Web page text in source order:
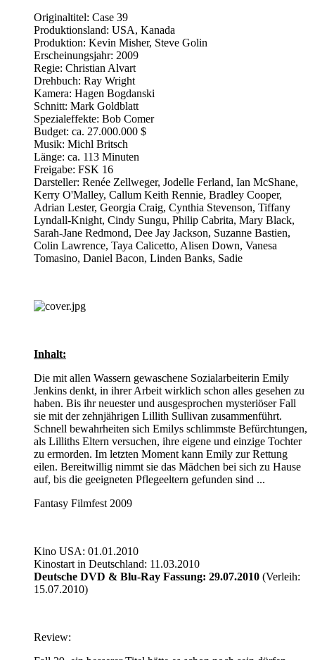
Originaltitel: Case 39
Produktionsland: USA, Kanada
Produktion: Kevin Misher, Steve Golin
Erscheinungsjahr: 2009
Regie: Christian Alvart
Drehbuch: Ray Wright
Kamera: Hagen Bogdanski
Schnitt: Mark Goldblatt
Spezialeffekte: Bob Comer
Budget: ca. 27.000.000 $
Musik: Michl Britsch
Länge: ca. 113 Minuten
Freigabe: FSK 16
Darsteller: Renée Zellweger, Jodelle Ferland, Ian McShane,
Kerry O'Malley, Callum Keith Rennie, Bradley Cooper,
Adrian Lester, Georgia Craig, Cynthia Stevenson, Tiffany
Lyndall-Knight, Cindy Sungu, Philip Cabrita, Mary Black,
Sarah-Jane Redmond, Dee Jay Jackson, Suzanne Bastien,
Colin Lawrence, Taya Calicetto, Alisen Down, Vanesa
Tomasino, Daniel Bacon, Linden Banks, Sadie
Inhalt:
Die mit allen Wassern gewaschene Sozialarbeiterin Emily
Jenkins denkt, in ihrer Arbeit wirklich schon alles gesehen zu
haben. Bis ihr neuester und ausgesprochen mysteriöser Fall
sie mit der zehnjährigen Lillith Sullivan zusammenführt.
Schnell bewahrheiten sich Emilys schlimmste Befürchtungen,
als Lilliths Eltern versuchen, ihre eigene und einzige Tochter
zu ermorden. Im letzten Moment kann Emily zur Rettung
eilen. Bereitwillig nimmt sie das Mädchen bei sich zu Hause
auf, bis die geeigneten Pflegeeltern gefunden sind ...
Fantasy Filmfest 2009
Kino USA: 01.01.2010
Kinostart in Deutschland: 11.03.2010
Deutsche DVD & Blu-Ray Fassung: 29.07.2010 (Verleih:
15.07.2010)
Review: